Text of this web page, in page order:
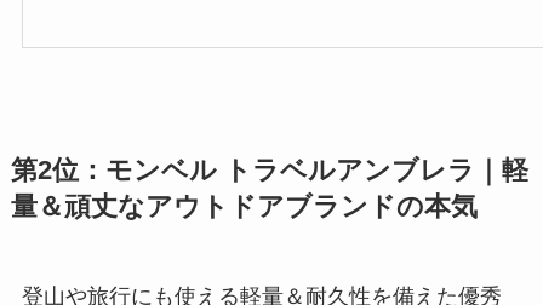
第2位：モンベル トラベルアンブレラ｜軽
量＆頑丈なアウトドアブランドの本気
登山や旅行にも使える軽量＆耐久性を備えた優秀